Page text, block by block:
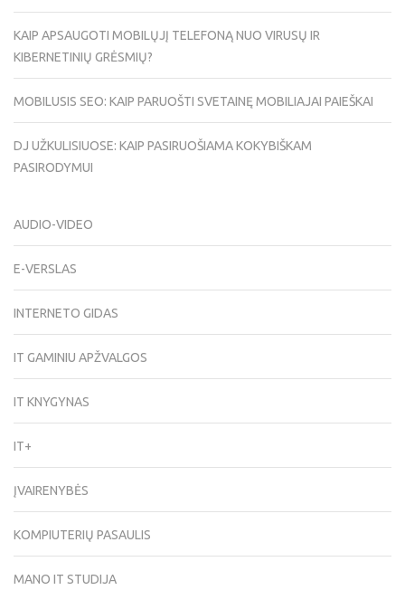
KAIP APSAUGOTI MOBILŲJĮ TELEFONĄ NUO VIRUSŲ IR
KIBERNETINIŲ GRĖSMIŲ?
MOBILUSIS SEO: KAIP PARUOŠTI SVETAINĘ MOBILIAJAI PAIEŠKAI
DJ UŽKULISIUOSE: KAIP PASIRUOŠIAMA KOKYBIŠKAM
PASIRODYMUI
AUDIO-VIDEO
E-VERSLAS
INTERNETO GIDAS
IT GAMINIU APŽVALGOS
IT KNYGYNAS
IT+
ĮVAIRENYBĖS
KOMPIUTERIŲ PASAULIS
MANO IT STUDIJA